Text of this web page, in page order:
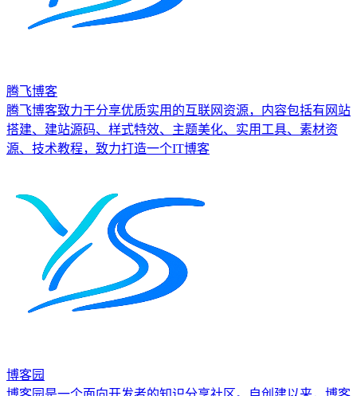
腾飞博客
腾飞博客致力于分享优质实用的互联网资源，内容包括有网站
搭建、建站源码、样式特效、主题美化、实用工具、素材资
源、技术教程，致力打造一个IT博客
博客园